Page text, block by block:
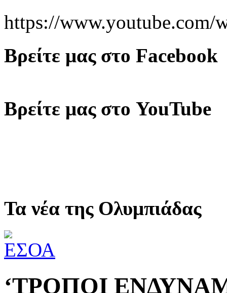
https://
Βρείτε μας στο Facebook
Βρείτε μας στο YouTube
Τα νέα της Ολυμπιάδας
‘ΤΡΟΠΟΙ